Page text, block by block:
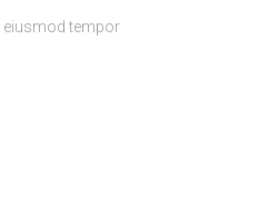
eiusmod tempor